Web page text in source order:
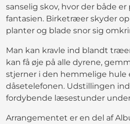
sanselig skov, hvor der både
fantasien. Birketræer skyder
planter og blade snor sig
Man kan kravle ind blandt
kan få øje på alle dyrene,
stjerner i den hemmelige hule
dåsetelefonen. Udstillingen
fordybende læsestunder
Arrangementet er en del af